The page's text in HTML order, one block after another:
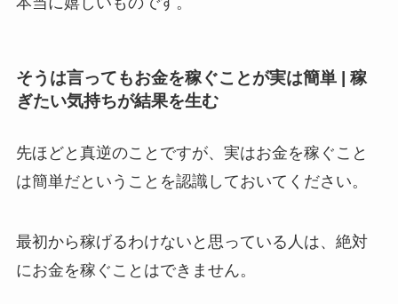
そうは言ってもお金を稼ぐことが実は簡単 | 稼
ぎたい気持ちが結果を生む
先ほどと真逆のことですが、実はお金を稼ぐこと
は簡単だということを認識しておいてください。
最初から稼げるわけないと思っている人は、絶対
にお金を稼ぐことはできません。